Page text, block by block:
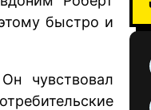
быстро и
чувствовал